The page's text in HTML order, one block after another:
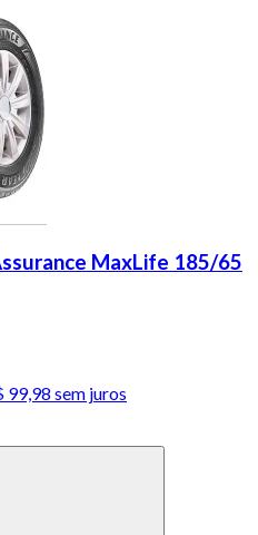
MaxLife 185/65
99,98 sem juros